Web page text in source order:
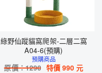
綠野仙蹤貓窩爬架-二層二窩
A04-6(預購)
預購商品
原價：1290 特價 990 元